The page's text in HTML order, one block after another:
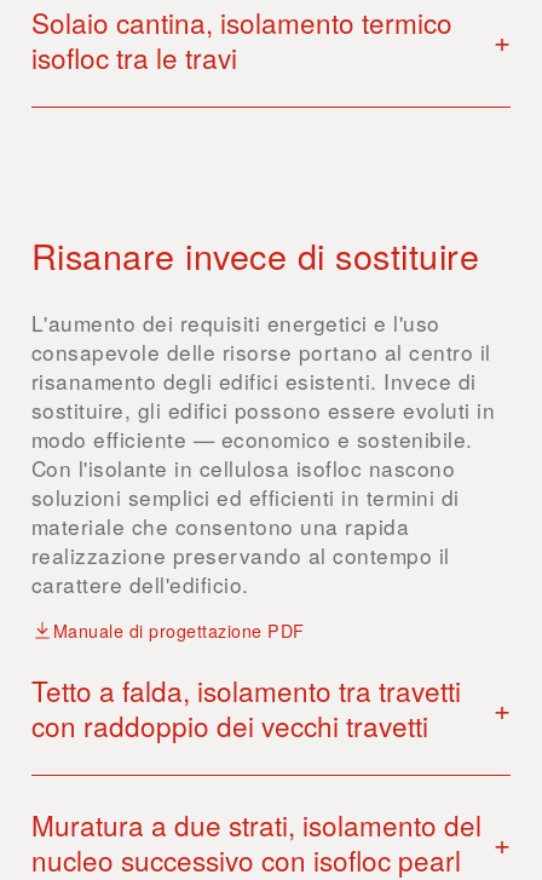
Solaio cantina, isolamento termico
isofloc tra le travi
+
Risanare invece di sostituire
L'aumento dei requisiti energetici e l'uso
consapevole delle risorse portano al centro il
risanamento degli edifici esistenti. Invece di
sostituire, gli edifici possono essere evoluti in
modo efficiente — economico e sostenibile.
Con l'isolante in cellulosa isofloc nascono
soluzioni semplici ed efficienti in termini di
materiale che consentono una rapida
realizzazione preservando al contempo il
carattere dell'edificio.
Manuale di progettazione PDF
Tetto a falda, isolamento tra travetti
con raddoppio dei vecchi travetti
+
Muratura a due strati, isolamento del
nucleo successivo con isofloc pearl
+